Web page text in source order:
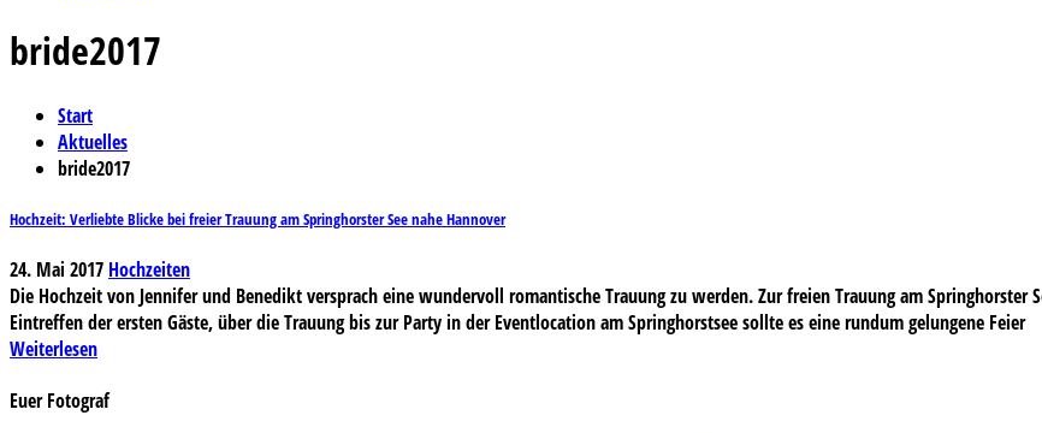
bride2017
Start
Aktuelles
bride2017
Hochzeit: Verliebte Blicke bei freier Trauung am Springhorster See nahe Hannover
24. Mai 2017 Hochzeiten
Die Hochzeit von Jennifer und Benedikt versprach eine wundervoll romantische Trauung zu werden. Zur freien Trauung am
Eintreffen der ersten Gäste, über die Trauung bis zur Party in der Eventlocation am Springhorstsee sollte es eine rundum gelungene Feier
Weiterlesen
Euer Fotograf